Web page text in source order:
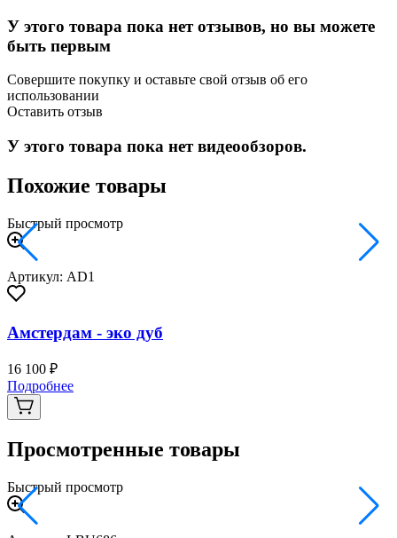
У этого товара пока нет отзывов, но вы можете
быть первым
Совершите покупку и оставьте свой отзыв об его
использовании
Оставить отзыв
У этого товара пока нет видеообзоров.
Похожие товары
Быстрый просмотр
Артикул: AD1
Амстердам - эко дуб
16 100 ₽
Подробнее
Просмотренные товары
Быстрый просмотр